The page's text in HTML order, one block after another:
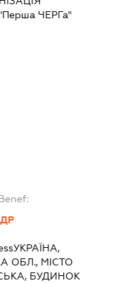
ЧЕРГа"
УКРАЇНА,
ОБЛ., МІСТО
БУДИНОК